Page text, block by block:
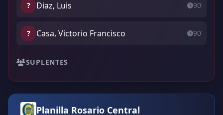
? Diaz, Luis 90'
? Casa, Victorio Francisco 90'
SUPLENTES
Planilla Rosario Central